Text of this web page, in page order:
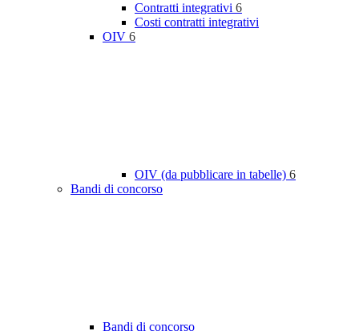
Contratti integrativi 6
Costi contratti integrativi
OIV 6
OIV (da pubblicare in tabelle) 6
Bandi di concorso
Bandi di concorso